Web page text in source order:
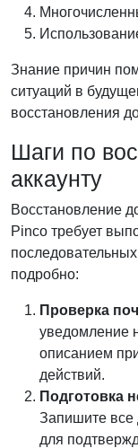
Знание причин
ситуаций в
восстановления
Шаги по
аккаунту
Восстановление
Pinco требует
подробно:
Проверка
уведомление
описанием
действий.
Подготовка
Запишите все
для